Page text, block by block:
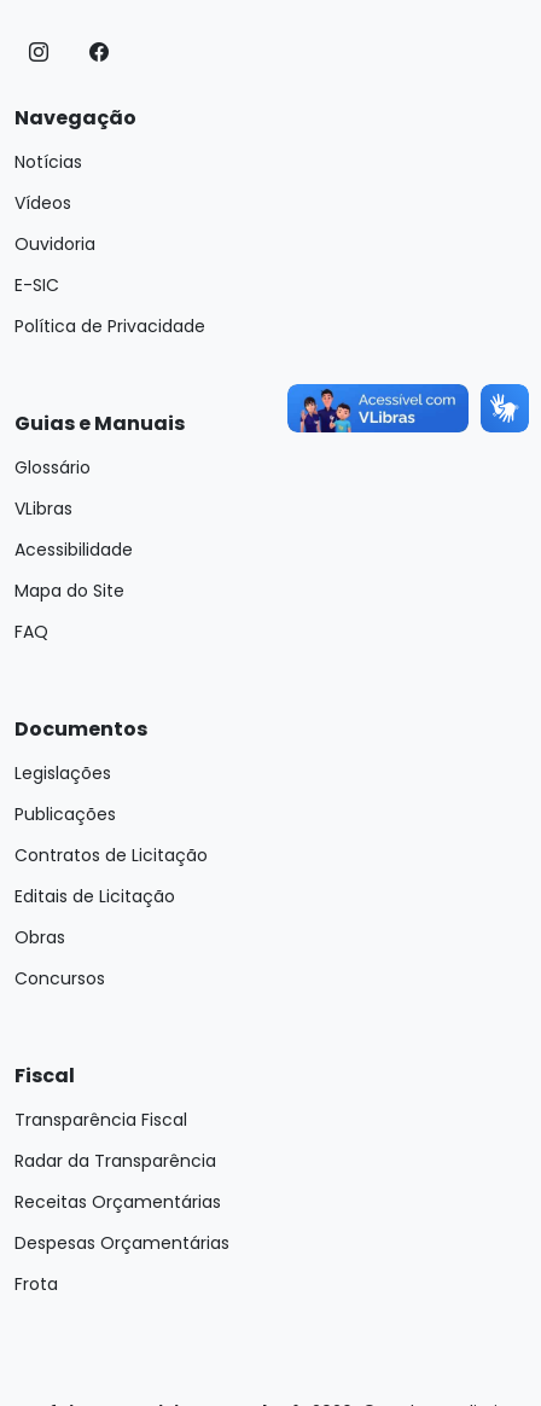
Navegação
Notícias
Vídeos
Ouvidoria
E-SIC
Política de Privacidade
Guias e Manuais
Glossário
VLibras
Acessibilidade
Mapa do Site
FAQ
Documentos
Legislações
Publicações
Contratos de Licitação
Editais de Licitação
Obras
Concursos
Fiscal
Transparência Fiscal
Radar da Transparência
Receitas Orçamentárias
Despesas Orçamentárias
Frota